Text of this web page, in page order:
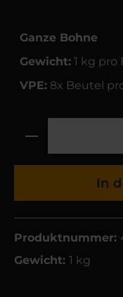
Ganze Bohne
Gewicht: 1 kg pro
VPE: 8x Beutel
In
Produktnummer:
Gewicht: 1 kg